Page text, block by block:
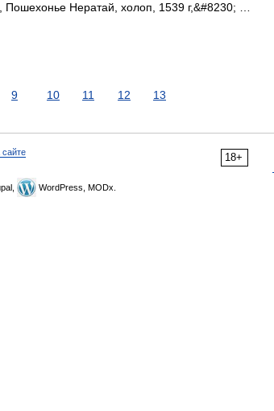
Пошехонье Нератай, холоп, 1539 г,&#8230; …
9 10 11 12 13
18+
WordPress, MODx.